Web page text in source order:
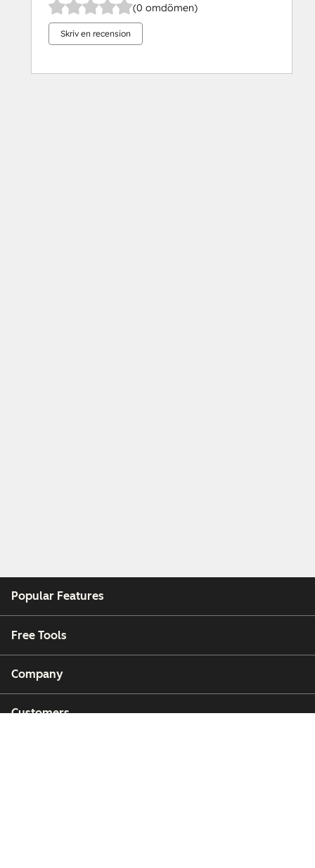
(0 omdömen)
Skriv en recension
Popular Features
Free Tools
Company
Customers